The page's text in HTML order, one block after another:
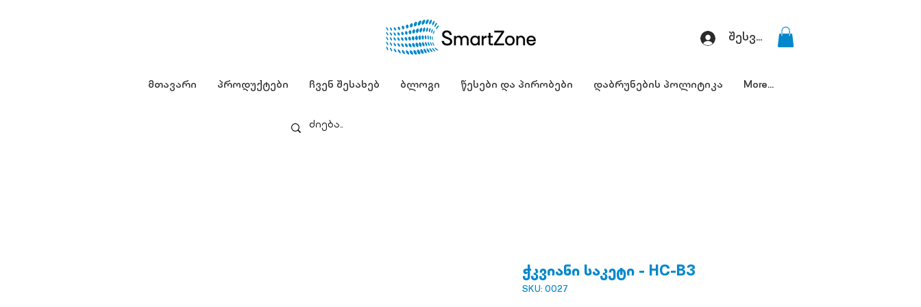
მთავარი პროდუქტები ჩვენ შესახებ ბლოგი წესები და პირობები დაბრუნების პოლიტიკა More...
შესვლა
ჭკვიანი საკეტი - HC-B3
SKU: 0027